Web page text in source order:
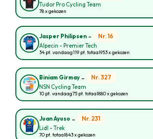
Tudor Pro Cycling Team
78 x gekozen
Jasper Philipsen - Nr. 16
Alpecin - Premier Tech
34 pt. vandaag119 pt. totaal953 x gekozen
Biniam Girmay - Nr. 327
NSN Cycling Team
10 pt. vandaag75 pt. totaal880 x gekozen
Juan Ayuso - Nr. 231
Lidl - Trek
70 pt. totaal843 x gekozen